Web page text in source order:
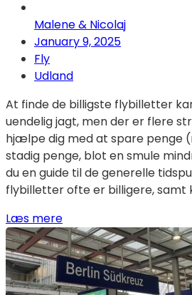
Malene & Nicolaj
January 9, 2025
Fly
Udland
At finde de billigste flybilletter
uendelig jagt, men der er flere
hjælpe dig med at spare penge
stadig penge, blot en smule
du en guide til de generelle
flybilletter ofte er billigere, samt
Læs mere